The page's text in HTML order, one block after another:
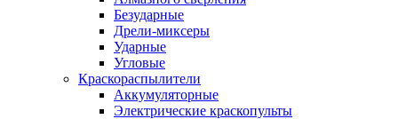
Безударные
Дрели-миксеры
Ударные
Угловые
Краскораспылители
Аккумуляторные
Электрические краскопульты